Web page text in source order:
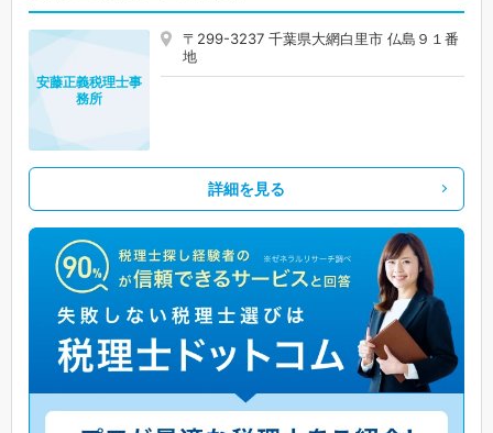
〒299-3237 千葉県大網白里市 仏島９１番
地
安藤正義税理士事
務所
詳細を見る